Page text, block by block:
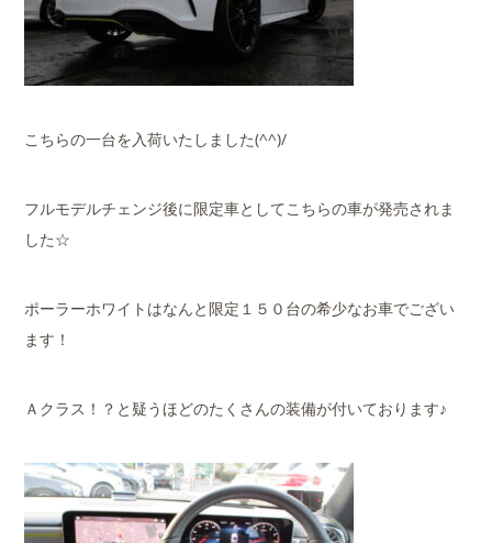
こちらの一台を入荷いたしました(^^)/
フルモデルチェンジ後に限定車としてこちらの車が発売されま
した☆
ポーラーホワイトはなんと限定１５０台の希少なお車でござい
ます！
Ａクラス！？と疑うほどのたくさんの装備が付いております♪